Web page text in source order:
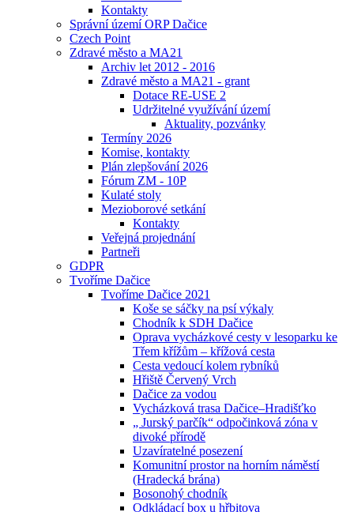
Kontakty
Správní území ORP Dačice
Czech Point
Zdravé město a MA21
Archiv let 2012 - 2016
Zdravé město a MA21 - grant
Dotace RE-USE 2
Udržitelné využívání území
Aktuality, pozvánky
Termíny 2026
Komise, kontakty
Plán zlepšování 2026
Fórum ZM - 10P
Kulaté stoly
Mezioborové setkání
Kontakty
Veřejná projednání
Partneři
GDPR
Tvoříme Dačice
Tvoříme Dačice 2021
Koše se sáčky na psí výkaly
Chodník k SDH Dačice
Oprava vycházkové cesty v lesoparku ke
Třem křížům – křížová cesta
Cesta vedoucí kolem rybníků
Hřiště Červený Vrch
Dačice za vodou
Vycházková trasa Dačice–Hradišťko
„ Jurský parčík“ odpočinková zóna v
divoké přírodě
Uzavíratelné posezení
Komunitní prostor na horním náměstí
(Hradecká brána)
Bosonohý chodník
Odkládací box u hřbitova